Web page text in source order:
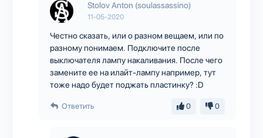
Stolov Anton (soulassassino)
11-05-2020
Честно сказать, или о разном вещаем, или по
разному понимаем. Подключите после
выключателя лампу накаливания. После чего
замените ее на илайт-лампу например, тут
тоже надо будет поджать пластинку? :D
Ответить 0 0